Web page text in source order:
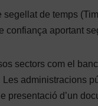
de temps
confiança aportant
sectors com el
administracions
presentació d’un